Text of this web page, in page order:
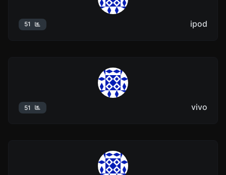
ipod
vivo